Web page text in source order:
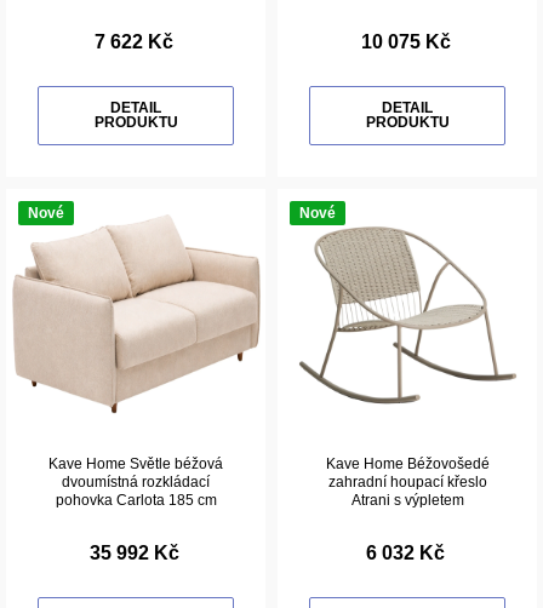
7 622 Kč
DETAIL
PRODUKTU
10 075 Kč
DETAIL
PRODUKTU
Nové
Kave Home Světle béžová
dvoumístná rozkládací
pohovka Carlota 185 cm
35 992 Kč
Nové
Kave Home Béžovošedé
zahradní houpací křeslo
Atrani s výpletem
6 032 Kč